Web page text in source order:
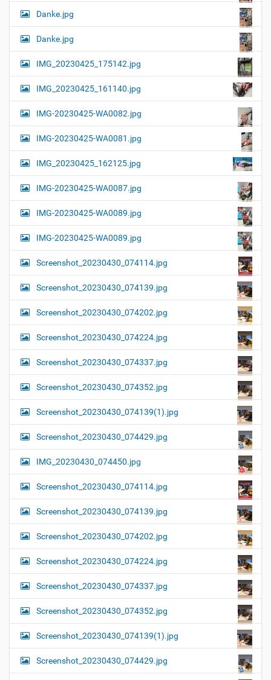
Danke.jpg
Danke.jpg
IMG_20230425_175142.jpg
IMG_20230425_161140.jpg
IMG-20230425-WA0082.jpg
IMG-20230425-WA0081.jpg
IMG_20230425_162125.jpg
IMG-20230425-WA0087.jpg
IMG-20230425-WA0089.jpg
IMG-20230425-WA0089.jpg
Screenshot_20230430_074114.jpg
Screenshot_20230430_074139.jpg
Screenshot_20230430_074202.jpg
Screenshot_20230430_074224.jpg
Screenshot_20230430_074337.jpg
Screenshot_20230430_074352.jpg
Screenshot_20230430_074139(1).jpg
Screenshot_20230430_074429.jpg
IMG_20230430_074450.jpg
Screenshot_20230430_074114.jpg
Screenshot_20230430_074139.jpg
Screenshot_20230430_074202.jpg
Screenshot_20230430_074224.jpg
Screenshot_20230430_074337.jpg
Screenshot_20230430_074352.jpg
Screenshot_20230430_074139(1).jpg
Screenshot_20230430_074429.jpg